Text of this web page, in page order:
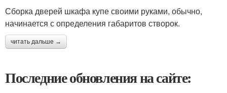
Сборка дверей шкафа купе своими руками, обычно,
начинается с определения габаритов створок.
читать дальше →
Последние обновления на сайте: